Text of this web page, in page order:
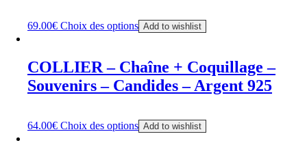
69.00€ Choix des options Add to wishlist
COLLIER – Chaîne + Coquillage –
Souvenirs – Candides – Argent 925
64.00€ Choix des options Add to wishlist